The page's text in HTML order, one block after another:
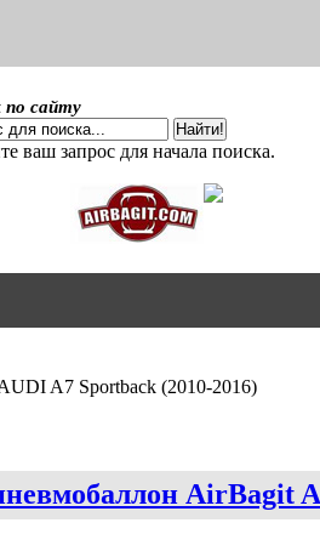
по сайту
ваш запрос для начала поиска.
A7 Sportback (2010-2016)
AirBagit